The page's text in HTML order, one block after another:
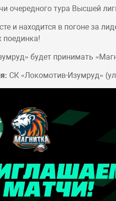
очередного тура Высшей
и находится в погоне за
поединка!
будет принимать
СК «Локомотив-Изумруд»